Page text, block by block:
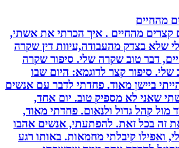
מהחיים . איך הכרתי את אשתי,
בצדק מהעבודה,עיוות דין שקרה
טוב שקרה שלי. סיפור שקרה
סיפור קצר לדוגמא: היום שבו
ביישן מאוד. פחדתי לדבר עם אנשים
לא מספיק טוב. יום אחד,
קהל גדול ולנאום. פחדתי מאוד,
בכל זאת. להפתעתי, אנשים אהבו
קיבלתי מחמאות. באותו רגע